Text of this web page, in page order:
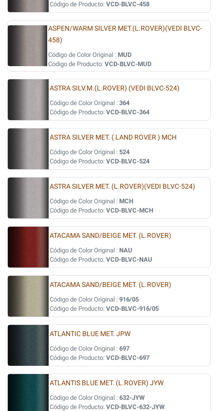
Código de Producto: VCD-BLVC-458
ASPEN/WARM SILVER MET.(L.ROVER)(VEDI BLVC-
458)
Código de Color Original : MUD
Código de Producto: VCD-BLVC-MUD
ASTRA SILV.M.(L.ROVER) (VEDI BLVC-524)
Código de Color Original : 364
Código de Producto: VCD-BLVC-364
ASTRA SILVER MET. ( LAND ROVER ) MCH
Código de Color Original : 524
Código de Producto: VCD-BLVC-524
ASTRA SILVER MET. (L.ROVER)(VEDI BLVC-524)
Código de Color Original : MCH
Código de Producto: VCD-BLVC-MCH
ATACAMA SAND/BEIGE MET. (L.ROVER)
Código de Color Original : NAU
Código de Producto: VCD-BLVC-NAU
ATACAMA SAND/BEIGE MET. (L.ROVER)
Código de Color Original : 916/05
Código de Producto: VCD-BLVC-916/05
ATLANTIC BLUE MET. JPW
Código de Color Original : 697
Código de Producto: VCD-BLVC-697
ATLANTIS BLUE MET. (L.ROVER) JYW
Código de Color Original : 632-JYW
Código de Producto: VCD-BLVC-632-JYW